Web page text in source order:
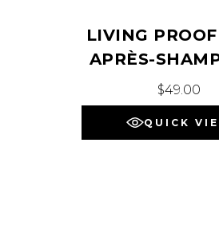
LIVING
APRÈS-
$49.00
QUICK